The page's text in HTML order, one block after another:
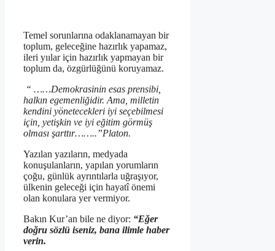
Temel sorunlarına odaklanamayan bir
toplum, geleceğine hazırlık yapamaz,
ileri yıılar için hazırlık yapmayan bir
toplum da, özgürlüğünü koruyamaz.
“ ……Demokrasinin esas prensibi,
halkın egemenliğidir. Ama, milletin
kendini yönetecekleri iyi seçebilmesi
için, yetişkin ve iyi eğitim görmüş
olması şarttır……..”Platon.
Yazılan yazıların, medyada
konuşulanların, yapılan yorumların
çoğu, günlük ayrıntılarla uğraşıyor,
ülkenin geleceği için hayatî önemi
olan konulara yer vermiyor.
Bakın Kur’an bile ne diyor: “Eğer
doğru sözlü iseniz, bana ilimle haber
verin.